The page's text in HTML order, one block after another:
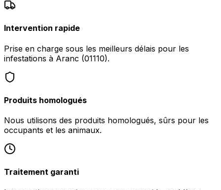
Intervention rapide
Prise en charge sous les meilleurs délais pour les
infestations à Aranc (01110).
Produits homologués
Nous utilisons des produits homologués, sûrs pour les
occupants et les animaux.
Traitement garanti